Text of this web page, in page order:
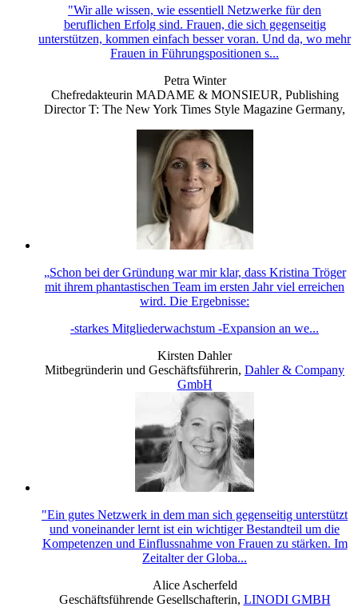
"Wir alle wissen, wie essentiell Netzwerke für den
beruflichen Erfolg sind. Frauen, die sich gegenseitig
unterstützen, kommen einfach besser voran. Und da, wo mehr
Frauen in Führungspositionen s...
Petra Winter
Chefredakteurin MADAME & MONSIEUR, Publishing
Director T: The New York Times Style Magazine Germany,
„Schon bei der Gründung war mir klar, dass Kristina Tröger
mit ihrem phantastischen Team im ersten Jahr viel erreichen
wird. Die Ergebnisse:
-starkes Mitgliederwachstum -Expansion an we...
Kirsten Dahler
Mitbegründerin und Geschäftsführerin, Dahler & Company
GmbH
"Ein gutes Netzwerk in dem man sich gegenseitig unterstützt
und voneinander lernt ist ein wichtiger Bestandteil um die
Kompetenzen und Einflussnahme von Frauen zu stärken. Im
Zeitalter der Globa...
Alice Ascherfeld
Geschäftsführende Gesellschafterin, LINODI GMBH